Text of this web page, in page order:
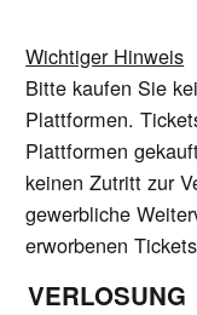
Wichtiger Hinweis
Bitte kaufen Sie
Plattformen.
Plattformen
keinen Zutritt zur
gewerbliche
erworbenen
VERLOSUNG